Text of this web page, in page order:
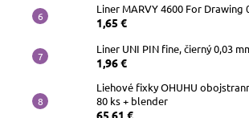
Liner MARVY 4600 For Drawing
1,65 €
Liner UNI PIN fine, čierný 0,03
1,96 €
Liehové fixky OHUHU
80 ks + blender
65,61 €